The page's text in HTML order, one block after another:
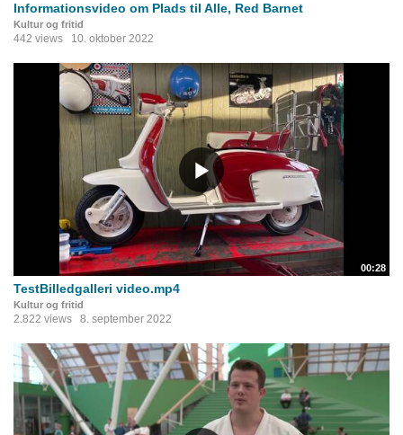
Informationsvideo om Plads til Alle, Red Barnet
Kultur og fritid
442 views 10. oktober 2022
00:28
TestBilledgalleri video.mp4
Kultur og fritid
2.822 views 8. september 2022